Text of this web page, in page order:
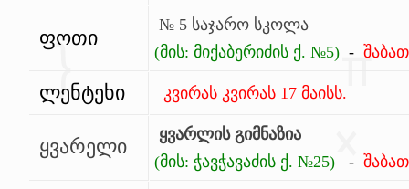
ფოთი
№ 5 საჯარო სკოლა
(მის: მიქაბერიძის ქ. №5) -
ლენტეხი კვირას კვირას 17 მაისს.
ყვარელი
ყვარლის გიმნაზია
(მის: ჭავჭავაძის ქ. №25) -